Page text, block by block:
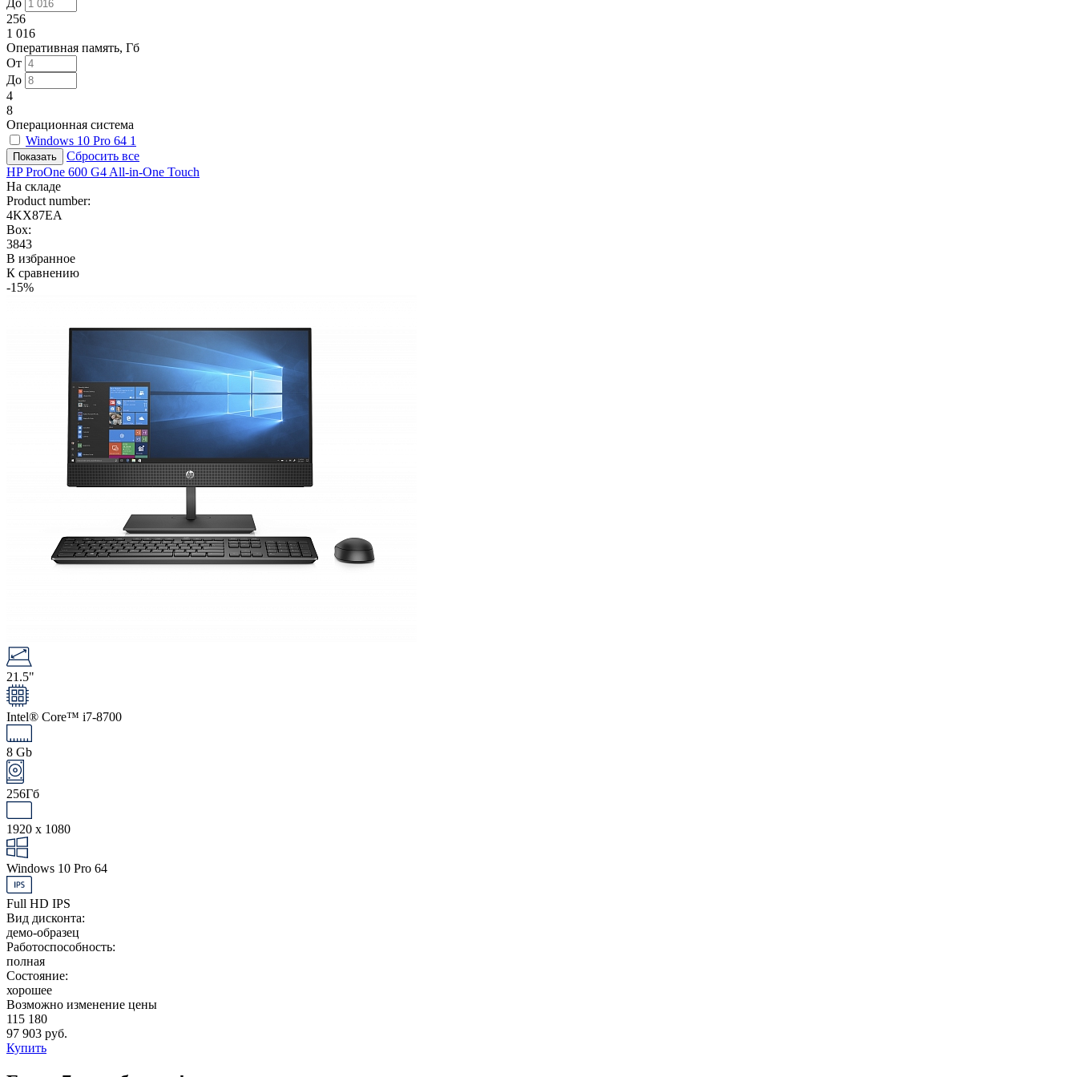
256
1 016
Оперативная память, Гб
От
До
4
8
Операционная система
Windows 10 Pro 64 1
Сбросить все
HP ProOne 600 G4 All-in-One Touch
На складе
Product number:
4KX87EA
Box:
3843
В избранное
К сравнению
-15%
21.5"
Intel® Core™ i7-8700
8 Gb
256Гб
1920 x 1080
Windows 10 Pro 64
Full HD IPS
Вид дисконта:
демо-образец
Работоспособность:
полная
Состояние:
хорошее
Возможно изменение цены
115 180
97 903 руб.
Купить